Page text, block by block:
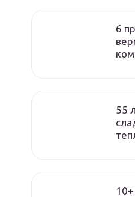
6
55